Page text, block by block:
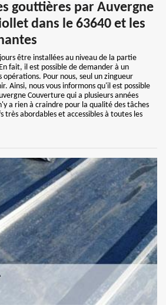
gouttières par Auvergne
dans le 63640 et les
être installées au niveau de la partie
fait, il est possible de demander à un
opérations. Pour nous, seul un zingueur
Ainsi, nous vous informons qu'il est possible
Couverture qui a plusieurs années
a rien à craindre pour la qualité des tâches
très abordables et accessibles à toutes les